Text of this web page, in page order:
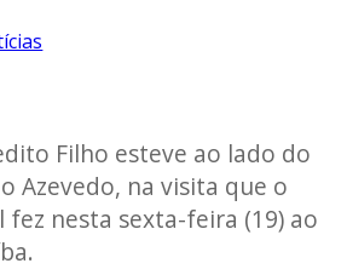
Filho esteve ao lado do
Azevedo, na visita que o
fez nesta sexta-feira (19) ao